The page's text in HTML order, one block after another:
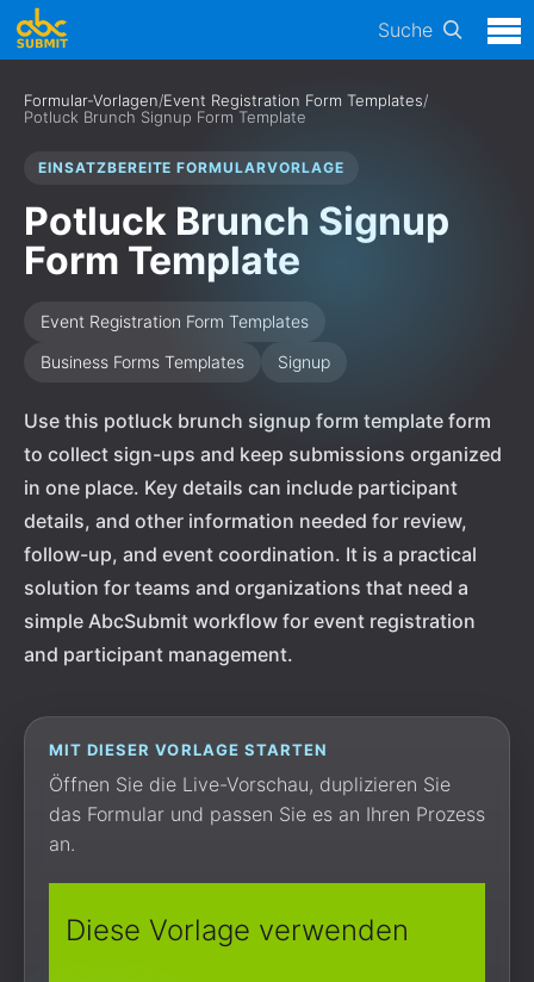
Suche
Formular-Vorlagen/Event Registration Form Templates/
Potluck Brunch Signup Form Template
EINSATZBEREITE FORMULARVORLAGE
Potluck Brunch Signup
Form Template
Event Registration Form Templates
Business Forms Templates
Signup
Use this potluck brunch signup form template form
to collect sign-ups and keep submissions organized
in one place. Key details can include participant
details, and other information needed for review,
follow-up, and event coordination. It is a practical
solution for teams and organizations that need a
simple AbcSubmit workflow for event registration
and participant management.
MIT DIESER VORLAGE STARTEN
Öffnen Sie die Live-Vorschau, duplizieren Sie
das Formular und passen Sie es an Ihren Prozess
an.
Diese Vorlage verwenden